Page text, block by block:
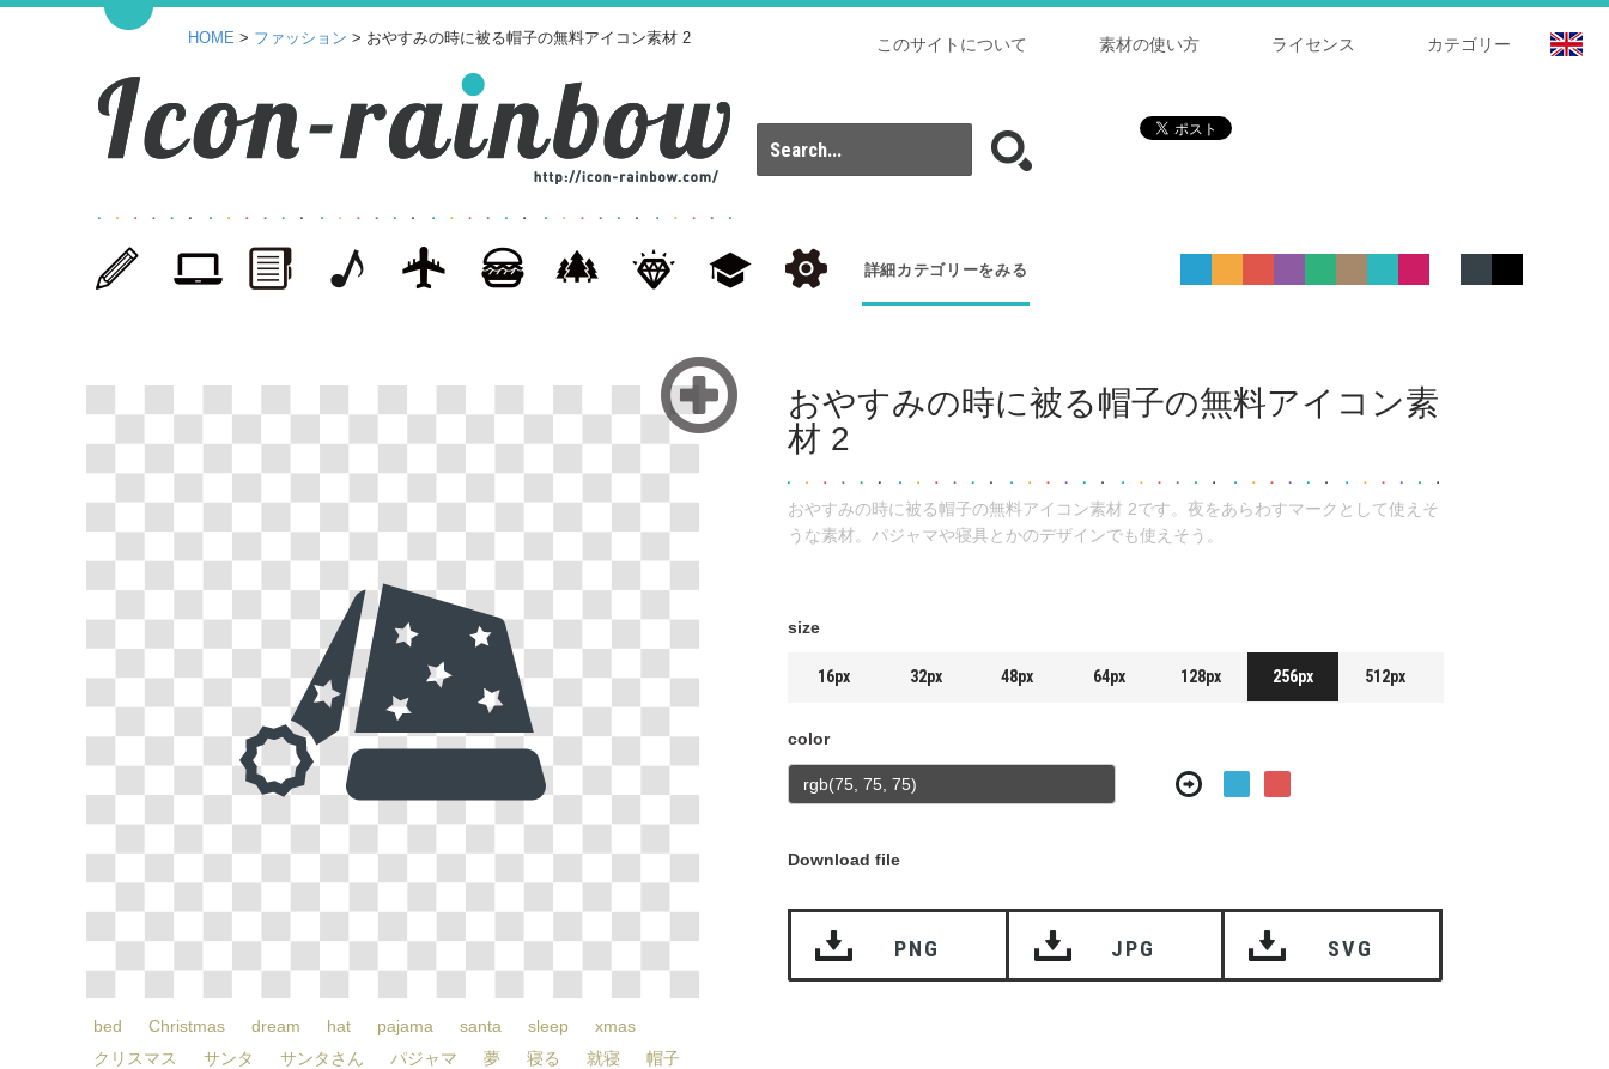
カテゴリー
ライセンス
素材の使い方
このサイトについて
HOME > ファッション > おやすみの時に被る帽子の無料アイコン素材 2
詳細カテゴリーをみる
bed Christmas dream hat pajama santa sleep
xmas
クリスマス
サンタ サンタさん パジャマ 夢 寝る 就寝 帽子
おやすみの時に被る帽子の無料アイコン素
材 2
おやすみの時に被る帽子の無料アイコン素材 2です。夜をあらわすマークとして使えそ
うな素材。パジャマや寝具とかのデザインでも使えそう。
size
16px 32px 48px 64px 128px 256px 512px
color
Download file
PNG JPG SVG